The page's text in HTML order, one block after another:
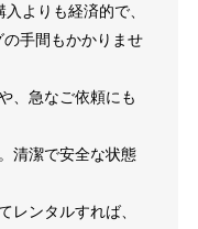
よりも経済的で、
手間もかかりませ
、急なご依頼にも
清潔で安全な状態
レンタルすれば、